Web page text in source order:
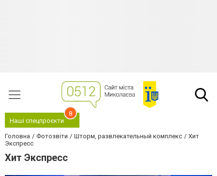
Наші спецпроєкти
8
Головна Фотозвіти Шторм, развлекательный комплекс
Хит
Экспресс
Хит Экспресс